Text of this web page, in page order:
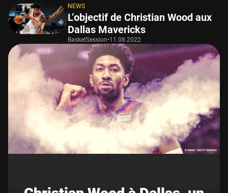
NEWS
L’objectif de Christian Wood aux
Dallas Mavericks
BasketSession•11.08.2022